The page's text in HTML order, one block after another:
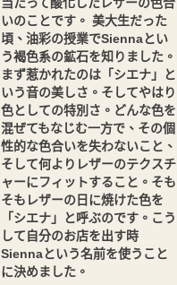
当たって酸化したレザーの色合
いのことです。 美大生だった
頃、油彩の授業でSiennaとい
う褐色系の鉱石を知りました。
まず惹かれたのは「シエナ」と
いう音の美しさ。そしてやはり
色としての特別さ。どんな色を
混ぜてもなじむ一方で、その個
性的な色合いを失わないこと、
そして何よりレザーのテクスチ
ャーにフィットすること。そも
そもレザーの日に焼けた色を
「シエナ」と呼ぶのです。こう
して自分のお店を出す時
Siennaという名前を使うこと
に決めました。